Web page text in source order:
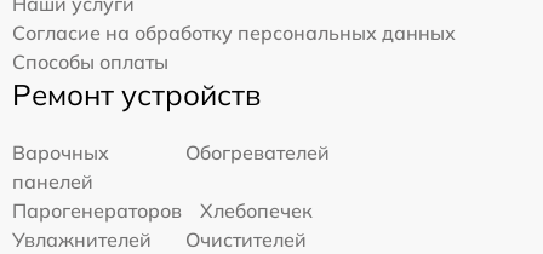
Согласие на обработку персональных данных
Способы оплаты
Ремонт устройств
Варочных
панелей
Обогревателей
Парогенераторов
Хлебопечек
Увлажнителей
Очистителей